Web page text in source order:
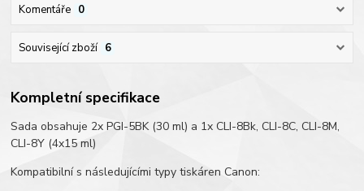
Komentáře 0
Související zboží 6
Kompletní specifikace
Sada obsahuje 2x PGI-5BK (30 ml) a 1x CLI-8Bk, CLI-8C, CLI-8M,
CLI-8Y (4x15 ml)
Kompatibilní s následujícími typy tiskáren Canon: